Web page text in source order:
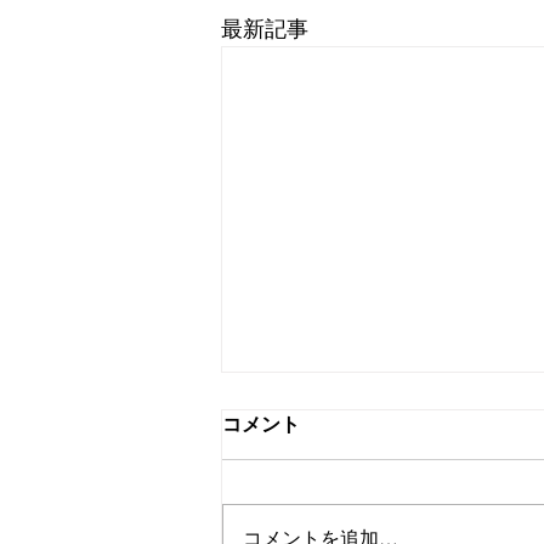
最新記事
コメント
コメントを追加…